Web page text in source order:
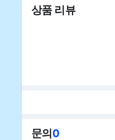
상품 리뷰
문의0